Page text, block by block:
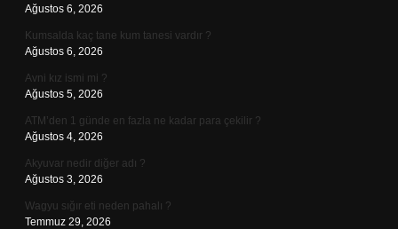
Ağustos 6, 2026
Kumsalda kaç tane kum tanesi vardır ?
Ağustos 6, 2026
Avni kız ismi mi ?
Ağustos 5, 2026
ATM’den 1 günde en fazla ne kadar para çekilir ?
Ağustos 4, 2026
Akyuvar nedir diğer adı ?
Ağustos 3, 2026
Wagyu sığır eti neden pahalı ?
Temmuz 29, 2026